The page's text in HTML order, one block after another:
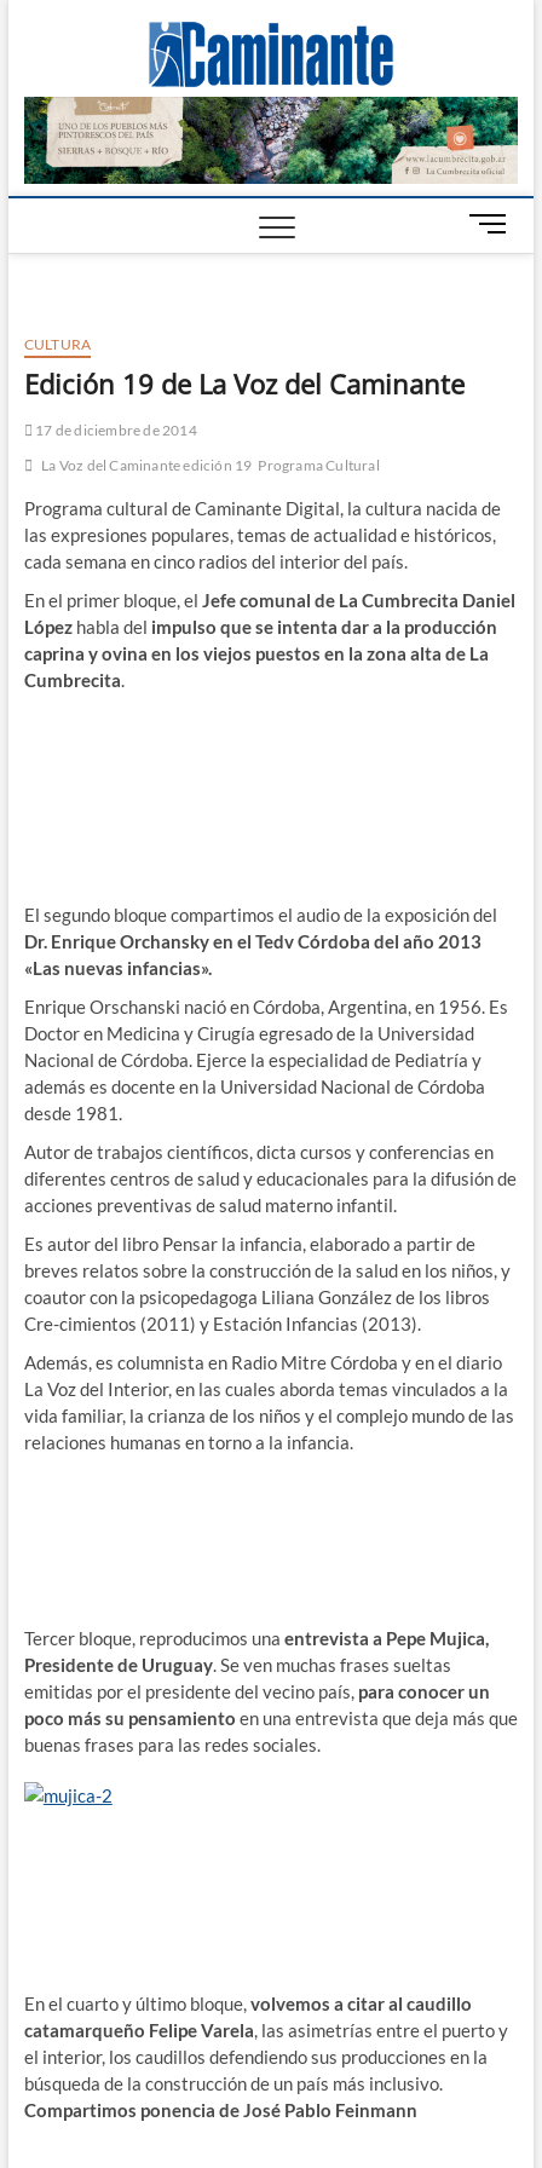
Digital
CALAMUCHITA
B
o
CULTURA
Edición 19 de La Voz del Caminante
17 de diciembre de 2014
La Voz del Caminante edición 19 Programa Cultural
Programa cultural de Caminante Digital, la cultura nacida de
las expresiones populares, temas de actualidad e históricos,
cada semana en cinco radios del interior del país.
En el primer bloque, el Jefe comunal de La Cumbrecita Daniel
Lópezhabla del impulso que se intenta dar a la producción
caprina y ovina en los viejos puestos en la zona alta de La
Cumbrecita.
El segundo bloque compartimos el audio de la exposición del
Dr. Enrique Orchansky en el Tedv Córdoba del año 2013
«Las nuevas infancias».
Enrique Orschanski nació en Córdoba, Argentina, en 1956. Es
Doctor en Medicina y Cirugía egresado de la Universidad
Nacional de Córdoba. Ejerce la especialidad de Pediatría y
además es docente en la Universidad Nacional de Córdoba
desde 1981.
Autor de trabajos científicos, dicta cursos y conferencias en
diferentes centros de salud y educacionales para la difusión de
acciones preventivas de salud materno infantil.
Es autor del libro Pensar la infancia, elaborado a partir de
breves relatos sobre la construcción de la salud en los niños, y
coautor con la psicopedagoga Liliana González de los libros
Cre-cimientos (2011) y Estación Infancias (2013).
Además, es columnista en Radio Mitre Córdoba y en el diario
La Voz del Interior, en las cuales aborda temas vinculados a la
vida familiar, la crianza de los niños y el complejo mundo de las
relaciones humanas en torno a la infancia.
Tercer bloque, reproducimos una entrevista a Pepe Mujica,
Presidente de Uruguay. Se ven muchas frases sueltas
emitidas por el presidente del vecino país, para conocer un
poco más su pensamiento en una entrevista que deja más que
buenas frases para las redes sociales.
En el cuarto y último bloque,volvemos a citar al caudillo
catamarqueño Felipe Varela, las asimetrías entre el puerto y
el interior, los caudillos defendiendo sus producciones en la
búsqueda de la construcción de un país más inclusivo.
Compartimos ponencia de José Pablo Feinmann